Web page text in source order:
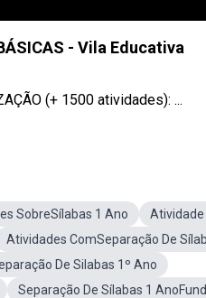
- Vila Educativa
(+ 1500 atividades): ...
SobreSílabas 1 Ano
Atividade
Atividades ComSeparação De
De Silabas 1º Ano
Separação De Sílabas 1